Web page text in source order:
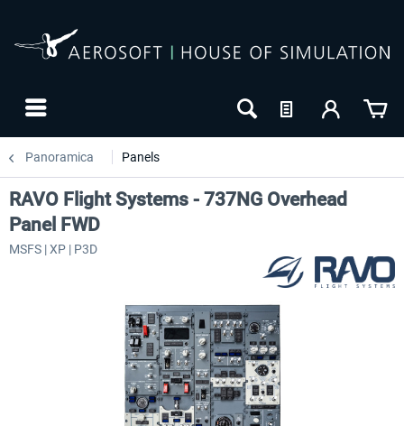
Panoramica Panels
RAVO Flight Systems - 737NG Overhead
Panel FWD
MSFS | XP | P3D